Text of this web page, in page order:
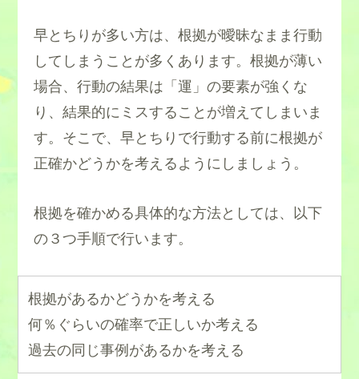
早とちりが多い方は、根拠が曖昧なまま行動
してしまうことが多くあります。根拠が薄い
場合、行動の結果は「運」の要素が強くな
り、結果的にミスすることが増えてしまいま
す。そこで、早とちりで行動する前に根拠が
正確かどうかを考えるようにしましょう。
根拠を確かめる具体的な方法としては、以下
の３つ手順で行います。
根拠があるかどうかを考える
何％ぐらいの確率で正しいか考える
過去の同じ事例があるかを考える